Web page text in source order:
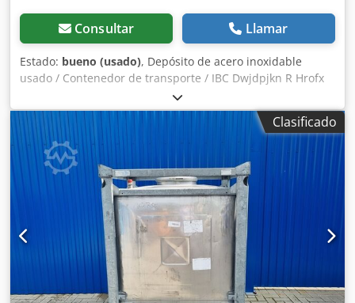
Consultar Llamar
Estado: bueno (usado), Depósito de acero inoxidable
usado / Contenedor de transporte / IBC Dwjdpjkn R Hrofx
Anyoa Número de artículo: 10700 Último uso: producción
de aromas Volumen: 1000 litros Tipo: depósito vertical en
estructura de apilamiento de acero inoxidable Material (en
contacto con el producto): 1.4301 / AISI304 Tapa de acceso:
400 mm Diseño: de pared simple Presión de
funcionamiento según la placa de características: +0,27
bares Dimensiones del depósito: Ancho total: 1000 mm
Longitud total: 1200 mm Altura total: 1525 mm Materiales:
Interior: 1.4301 / AISI 304 Partes exteriores: 1.4301 / AISI
304 Equipamiento: Placa de características: sí Diámetro de
la salida: 32 mm Válvula de salida: válvula de bola
Distancia del desagüe al suelo: 230 mm Peso en vacío: 208
kg
Clasificado